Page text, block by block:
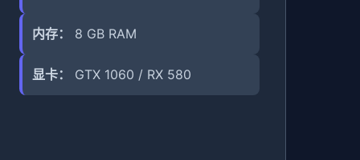
内存： 8 GB RAM
显卡： GTX 1060 / RX 580